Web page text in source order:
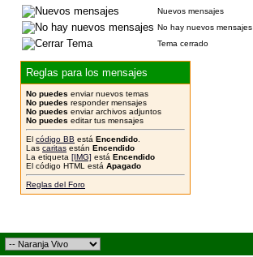
Nuevos mensajes
No hay nuevos mensajes
Tema cerrado
Reglas para los mensajes
No puedes enviar nuevos temas
No puedes responder mensajes
No puedes enviar archivos adjuntos
No puedes editar tus mensajes
El código BB está Encendido
Las caritas están Encendido
La etiqueta [IMG] está Encendido
El código HTML está Apagado
Reglas del Foro